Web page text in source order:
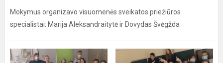
Mokymus organizavo visuomenės sveikatos priežiūros
specialistai: Marija Aleksandraitytė ir Dovydas Švėgžda